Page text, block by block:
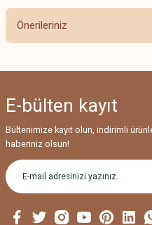
Önerileriniz
Görüş ve önerileriniz için teşekkür
Ürün resmi kalitesiz, bozuk
Ürün açıklamasında eksik
Ürün bilgilerinde hatalar
Bu ürüne benzer farklı
E-bülten kayıt
Bültenimize kayıt olun, indirimli
haberiniz olsun!